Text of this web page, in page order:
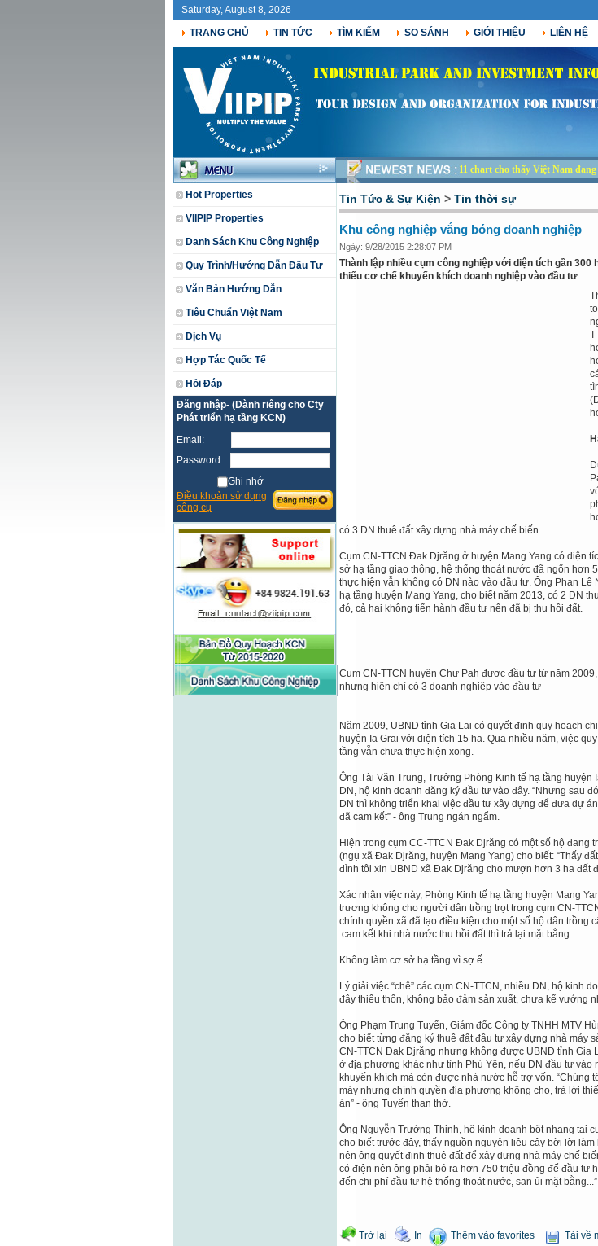
Saturday, August 8, 2026
TRANG CHỦ TIN TỨC TÌM KIẾM SO SÁNH GIỚI THIỆU LIÊN HỆ
Hot Properties
VIIPIP Properties
Danh Sách Khu Công Nghiệp
Quy Trình/Hướng Dẫn Đầu Tư
Văn Bản Hướng Dẫn
Tiêu Chuẩn Việt Nam
Dịch Vụ
Hợp Tác Quốc Tế
Hỏi Đáp
Đăng nhập- (Dành riêng cho Cty
Phát triển hạ tầng KCN)
Email:
Password:
Ghi nhớ
Điều khoản sử dụng
công cụ
11 chart cho thấy Việt Nam
Tin Tức & Sự Kiện > Tin thời sự
Khu công nghiệp vắng bóng doanh nghiệp
Ngày: 9/28/2015 2:28:07 PM
Thành lập nhiều cụm công nghiệp với diện tích gần 300
thiếu cơ chế khuyến khích doanh nghiệp vào đầu tư
có 3 DN thuê đất xây dựng nhà máy chế biến.
Cụm CN-TTCN Đak Djrăng ở huyện Mang Yang có diện
sở hạ tầng giao thông, hệ thống thoát nước đã ngốn hơn
thực hiện vẫn không có DN nào vào đầu tư. Ông Phan Lê
hạ tầng huyện Mang Yang, cho biết năm 2013, có 2 DN
đó, cả hai không tiến hành đầu tư nên đã bị thu hồi đất.
Cụm CN-TTCN huyện Chư Pah được đầu tư từ năm
nhưng hiện chỉ có 3 doanh nghiệp vào đầu tư
Năm 2009, UBND tỉnh Gia Lai có quyết định quy hoạch
huyện Ia Grai với diện tích 15 ha. Qua nhiều năm, việc
tầng vẫn chưa thực hiện xong.
Ông Tài Văn Trung, Trưởng Phòng Kinh tế hạ tầng huyện
DN, hộ kinh doanh đăng ký đầu tư vào đây. “Nhưng sau
DN thì không triển khai việc đầu tư xây dựng để đưa dự
đã cam kết” - ông Trung ngán ngẩm.
Hiện trong cụm CC-TTCN Đak Djrăng có một số hộ đang
(ngụ xã Đak Djrăng, huyện Mang Yang) cho biết: “Thấy
đình tôi xin UBND xã Đak Djrăng cho mượn hơn 3 ha đất
Xác nhận việc này, Phòng Kinh tế hạ tầng huyện Mang
trương không cho người dân trồng trọt trong cụm CN-
chính quyền xã đã tạo điều kiện cho một số hộ dân trồng
cam kết khi nhà nước thu hồi đất thì trả lại mặt bằng.
Không làm cơ sở hạ tầng vì sợ ế
Lý giải việc “chê” các cụm CN-TTCN, nhiều DN, hộ kinh
đây thiếu thốn, không bảo đảm sản xuất, chưa kể vướng
Ông Phạm Trung Tuyến, Giám đốc Công ty TNHH MTV
cho biết từng đăng ký thuê đất đầu tư xây dựng nhà máy
CN-TTCN Đak Djrăng nhưng không được UBND tỉnh Gia
ở địa phương khác như tỉnh Phú Yên, nếu DN đầu tư
khuyến khích mà còn được nhà nước hỗ trợ vốn. “Chúng
máy nhưng chính quyền địa phương không cho, trả lời
án” - ông Tuyến than thở.
Ông Nguyễn Trường Thịnh, hộ kinh doanh bột nhang tại
cho biết trước đây, thấy nguồn nguyên liệu cây bời lời
nên ông quyết định thuê đất để xây dựng nhà máy chế
có điện nên ông phải bỏ ra hơn 750 triệu đồng để đầu tư
đến chi phí đầu tư hệ thống thoát nước, san ủi mặt
Trở lại
In Thêm vào favorites Tải về